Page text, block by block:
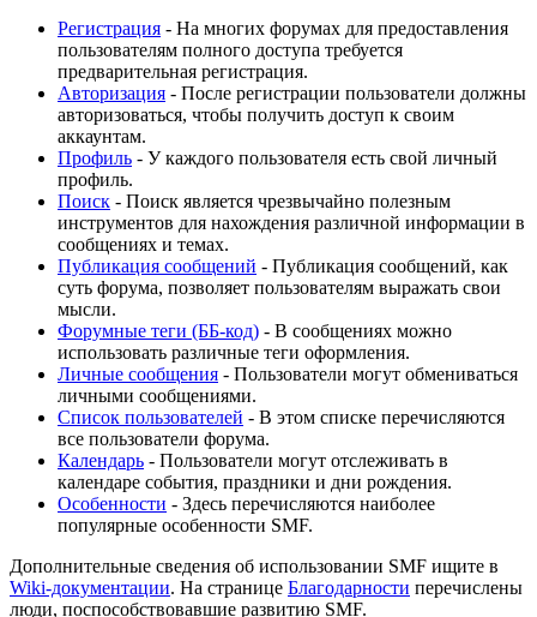
Регистрация - На многих форумах для предоставления
пользователям полного доступа требуется
предварительная регистрация.
Авторизация - После регистрации пользователи должны
авторизоваться, чтобы получить доступ к своим
аккаунтам.
Профиль - У каждого пользователя есть свой личный
профиль.
Поиск - Поиск является чрезвычайно полезным
инструментов для нахождения различной информации в
сообщениях и темах.
Публикация сообщений - Публикация сообщений, как
суть форума, позволяет пользователям выражать свои
мысли.
Форумные теги (ББ-код) - В сообщениях можно
использовать различные теги оформления.
Личные сообщения - Пользователи могут обмениваться
личными сообщениями.
Список пользователей - В этом списке перечисляются
все пользователи форума.
Календарь - Пользователи могут отслеживать в
календаре события, праздники и дни рождения.
Особенности - Здесь перечисляются наиболее
популярные особенности SMF.
Дополнительные сведения об использовании SMF ищите в
Wiki-документации. На странице Благодарности перечислены
люди, поспособствовавшие развитию SMF.